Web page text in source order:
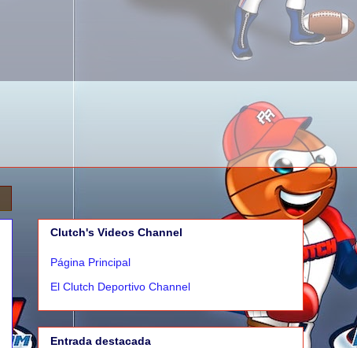
Clutch's Videos Channel
Página Principal
El Clutch Deportivo Channel
Entrada destacada